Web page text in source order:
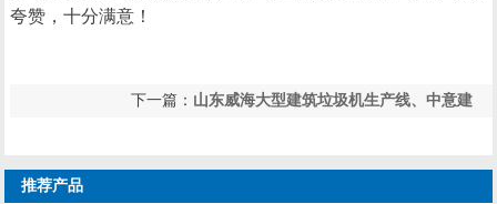
夸赞，十分满意！
下一篇： 山东威海大型建筑垃圾机生产线、中意建
筑垃圾破碎机价格多少钱？
推荐产品